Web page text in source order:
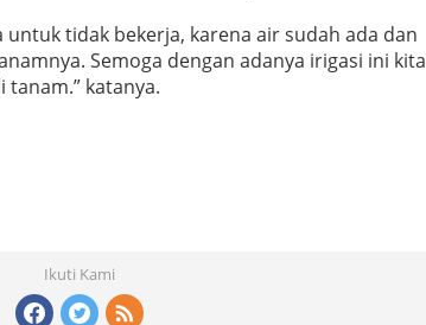
untuk tidak bekerja, karena air sudah ada dan
Semoga dengan adanya irigasi ini kita
tanam.” katanya.
Ikuti Kami